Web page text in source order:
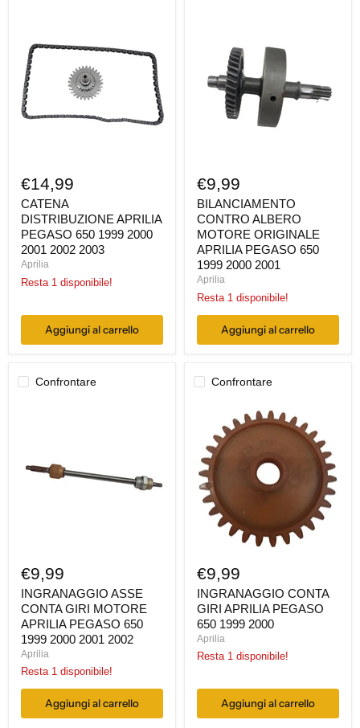
APRILIA
PEGASO
650
1999
2000
2001
2002
€14,99
CATENA
DISTRIBUZIONE APRILIA
PEGASO 650 1999 2000
2001 2002 2003
Aprilia
Resta 1 disponibile!
Aggiungi al carrello
MOTORE
ORIGINALE
APRILIA
PEGASO
€9,99
BILANCIAMENTO
CONTRO ALBERO
MOTORE ORIGINALE
APRILIA PEGASO 650
1999 2000 2001
Aprilia
Resta 1 disponibile!
Aggiungi al carrello
Confrontare
APRILIA
PEGASO
€9,99
INGRANAGGIO ASSE
CONTA GIRI MOTORE
APRILIA PEGASO 650
1999 2000 2001 2002
Aprilia
Resta 1 disponibile!
Aggiungi al carrello
Confrontare
GIRI
APRILIA
PEGASO
650
1999
2000
€9,99
INGRANAGGIO CONTA
GIRI APRILIA PEGASO
650 1999 2000
Aprilia
Resta 1 disponibile!
Aggiungi al carrello